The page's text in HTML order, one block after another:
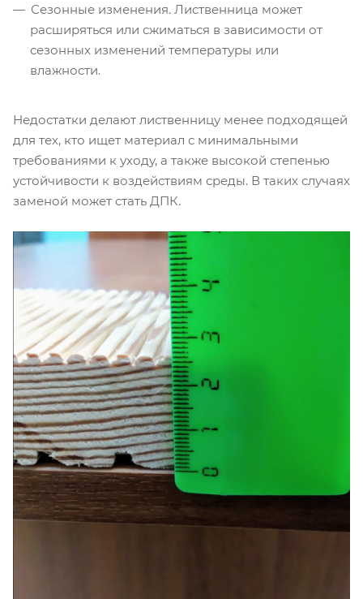
Сезонные изменения. Лиственница может
расширяться или сжиматься в зависимости от
сезонных изменений температуры или
влажности.
Недостатки делают лиственницу менее подходящей
для тех, кто ищет материал с минимальными
требованиями к уходу, а также высокой степенью
устойчивости к воздействиям среды. В таких случаях
заменой может стать ДПК.